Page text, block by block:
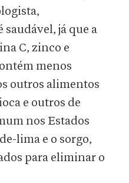
saudável, já que a
C, zinco e
menos
outros alimentos
e outros de
nos Estados
lima e o sorgo,
para eliminar o